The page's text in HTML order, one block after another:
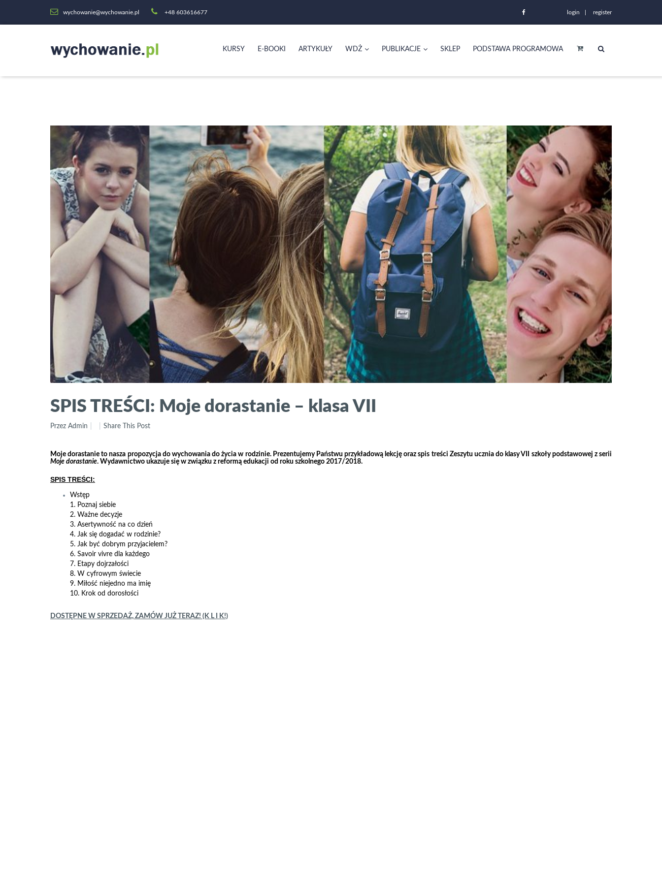
wychowanie@wychowanie.pl +48 603616677 login register
KURSY E-BOOKI ARTYKUŁY WDŻ PUBLIKACJE SKLEP PODSTAWA PROGRAMOWA
SPIS TREŚCI: Moje dorastanie – klasa VII
Przez Admin Share This Post
Moje dorastanie to nasza propozycja do wychowania do życia w rodzinie. Prezentujemy Państwu przykładową lekcję oraz spis treści Zeszytu ucznia do klasy VII szkoły podstawowej z serii
Moje dorastanie. Wydawnictwo ukazuje się w związku z reformą edukacji od roku szkolnego 2017/2018.
SPIS TREŚCI:
Wstęp
1. Poznaj siebie
2. Ważne decyzje
3. Asertywność na co dzień
4. Jak się dogadać w rodzinie?
5. Jak być dobrym przyjacielem?
6. Savoir vivre dla każdego
7. Etapy dojrzałości
8. W cyfrowym świecie
9. Miłość niejedno ma imię
10. Krok od dorosłości
DOSTĘPNE W SPRZEDAŻ, ZAMÓW JUŻ TERAZ! (K L I K!)